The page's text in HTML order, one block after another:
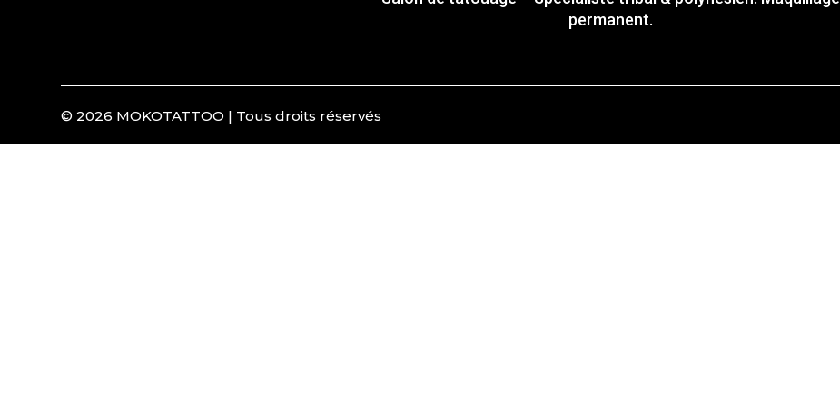
permanent.
© 2026 MOKOTATTOO | Tous droits réservés